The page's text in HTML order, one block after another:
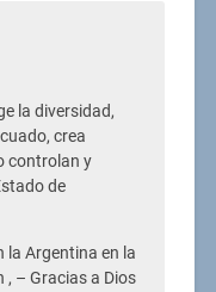
la diversidad,
crea
controlan y
de
la Argentina en la
, – Gracias a Dios